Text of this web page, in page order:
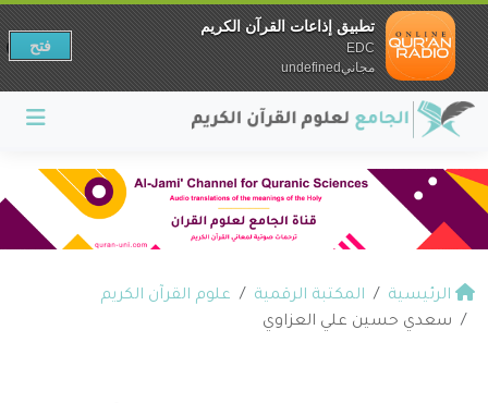
الرئيسية المكتبة الرقمية
علوم القرآن الكريم
سعدي حسين علي العزاوي
تطبيق إذاعات القرآن الكريم
EDC
مجانيundefined
فتح